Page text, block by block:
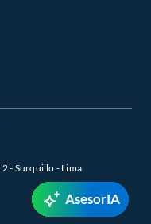
2 - Surquillo - Lima
AsesorIA